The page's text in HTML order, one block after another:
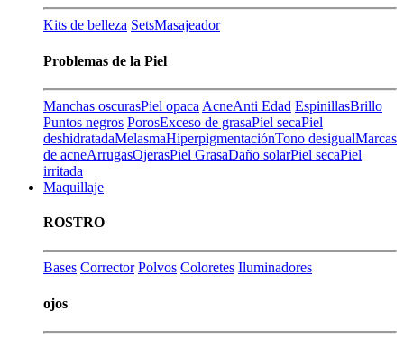
Kits de belleza SetsMasajeador
Problemas de la Piel
Manchas oscurasPiel opaca AcneAnti Edad EspinillasBrillo
Puntos negros PorosExceso de grasaPiel secaPiel
deshidratadaMelasmaHiperpigmentaciónTono desigualMarcas
de acneArrugasOjerasPiel GrasaDaño solarPiel secaPiel
irritada
Maquillaje
ROSTRO
Bases Corrector Polvos Coloretes Iluminadores
ojos